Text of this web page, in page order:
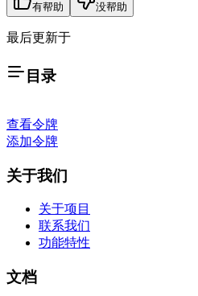
有帮助 没帮助
最后更新于
目录
查看令牌
添加令牌
关于我们
关于项目
联系我们
功能特性
文档